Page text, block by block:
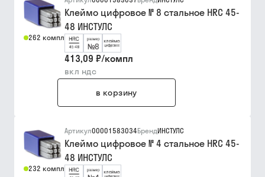
262 компл
Клеймо цифровое № 8 стальное HRC 45-
48 ИНСТУЛС
413,09 ₽/компл
вкл ндс
в корзину
232 компл
Артикул00001583034БрендИНСТУЛС
Клеймо цифровое № 4 стальное HRC 45-
48 ИНСТУЛС